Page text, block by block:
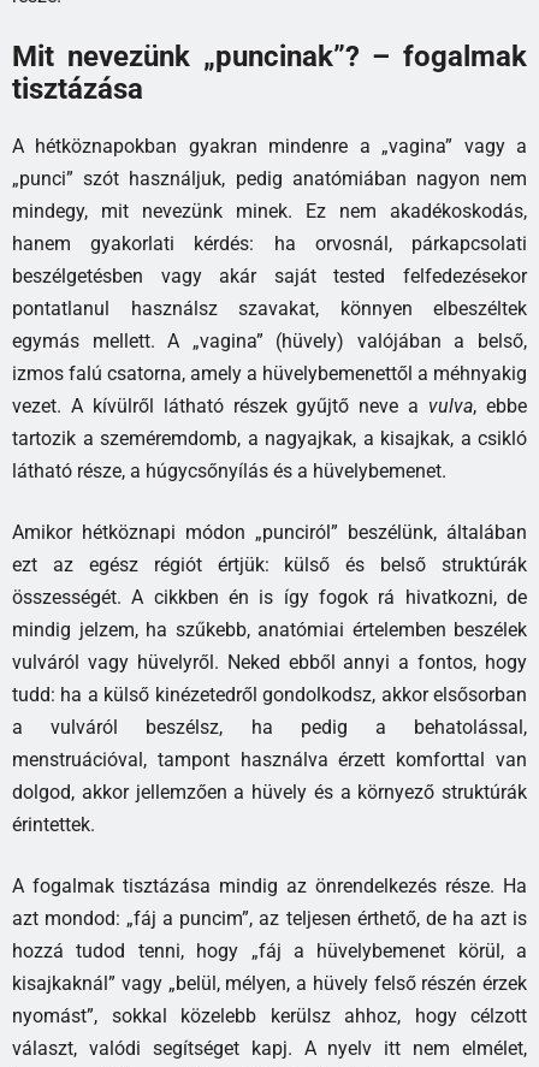
Mit nevezünk „puncinak”? – fogalmak
tisztázása
A hétköznapokban gyakran mindenre a „vagina” vagy a
„punci” szót használjuk, pedig anatómiában nagyon nem
mindegy, mit nevezünk minek. Ez nem akadékoskodás,
hanem gyakorlati kérdés: ha orvosnál, párkapcsolati
beszélgetésben vagy akár saját tested felfedezésekor
pontatlanul használsz szavakat, könnyen elbeszéltek
egymás mellett. A „vagina” (hüvely) valójában a belső,
izmos falú csatorna, amely a hüvelybemenettől a méhnyakig
vezet. A kívülről látható részek gyűjtő neve a vulva, ebbe
tartozik a szeméremdomb, a nagyajkak, a kisajkak, a csikló
látható része, a húgycsőnyílás és a hüvelybemenet.
Amikor hétköznapi módon „punciról” beszélünk, általában
ezt az egész régiót értjük: külső és belső struktúrák
összességét. A cikkben én is így fogok rá hivatkozni, de
mindig jelzem, ha szűkebb, anatómiai értelemben beszélek
vulváról vagy hüvelyről. Neked ebből annyi a fontos, hogy
tudd: ha a külső kinézetedről gondolkodsz, akkor elsősorban
a vulváról beszélsz, ha pedig a behatolással,
menstruációval, tampont használva érzett komforttal van
dolgod, akkor jellemzően a hüvely és a környező struktúrák
érintettek.
A fogalmak tisztázása mindig az önrendelkezés része. Ha
azt mondod: „fáj a puncim”, az teljesen érthető, de ha azt is
hozzá tudod tenni, hogy „fáj a hüvelybemenet körül, a
kisajkaknál” vagy „belül, mélyen, a hüvely felső részén érzek
nyomást”, sokkal közelebb kerülsz ahhoz, hogy célzott
választ, valódi segítséget kapj. A nyelv itt nem elmélet,